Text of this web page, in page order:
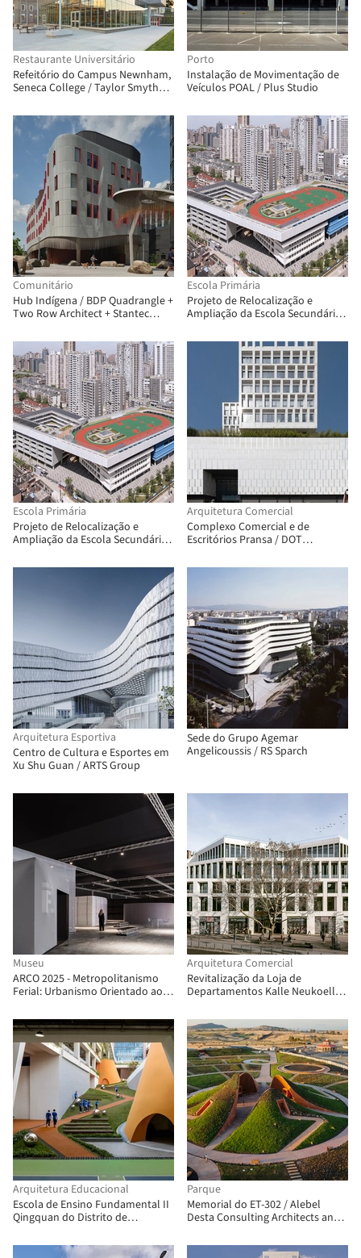
Restaurante Universitário
Refeitório do Campus Newnham,
Seneca College / Taylor Smyth
Porto
Instalação de Movimentação de
Veículos POAL / Plus Studio
Comunitário
Hub Indígena / BDP Quadrangle +
Two Row Architect + Stantec
Escola Primária
Projeto de Relocalização e
Ampliação da Escola Secundária
Escola Primária
Projeto de Relocalização e
Ampliação da Escola Secundária
Arquitetura Comercial
Complexo Comercial e de
Escritórios Pransa / DOT
Arquitetura Esportiva
Centro de Cultura e Esportes em
Xu Shu Guan / ARTS Group
Sede do Grupo Agemar
Angelicoussis / RS Sparch
Museu
ARCO 2025 - Metropolitanismo
Ferial: Urbanismo Orientado aos
Architectures & Urbanisms
Arquitetura Comercial
Revitalização da Loja de
Departamentos Kalle Neukoelln /
Arquitetura Educacional
Escola de Ensino Fundamental II
Qingquan do Distrito de
Architectural Design
Parque
Memorial do ET-302 / Alebel
Desta Consulting Architects and